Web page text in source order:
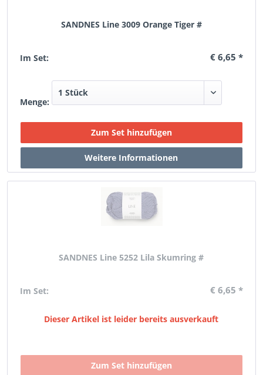
SANDNES Line 3009 Orange Tiger #
Im Set: € 6,65 *
Menge:
SANDNES Line 5252 Lila Skumring #
Im Set: € 6,65 *
Dieser Artikel ist leider bereits ausverkauft